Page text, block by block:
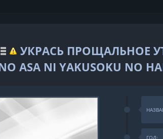
УКРАСЬ ПРОЩАЛЬНОЕ
ASA NI YAKUSOKU NO
ГОД: